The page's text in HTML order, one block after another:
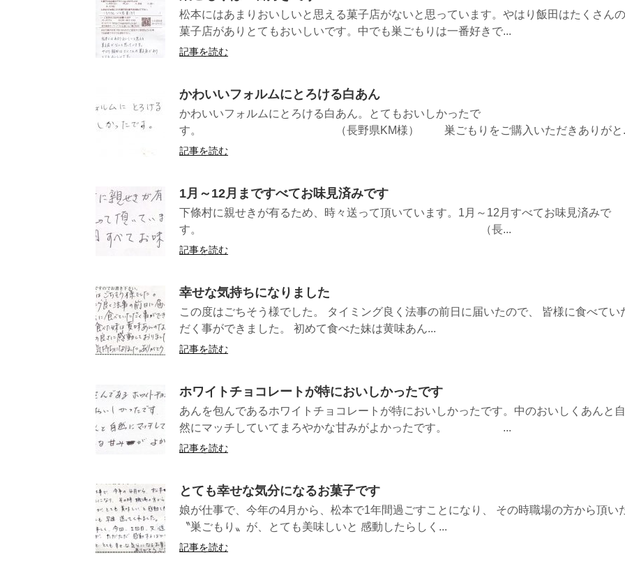
松本にはあまりおいしいと思える菓子店がないと思っています。やはり飯田はたくさんの
菓子店がありとてもおいしいです。中でも巣ごもりは一番好きで...
記事を読む
かわいいフォルムにとろける白あん
かわいいフォルムにとろける白あん。とてもおいしかったで
す。 （長野県KM様） 巣ごもりをご購入いただきありがと
記事を読む
1月～12月まですべてお味見済みです
下條村に親せきが有るため、時々送って頂いています。1月～12月すべてお味見済みで
す。 （長...
記事を読む
幸せな気持ちになりました
この度はごちそう様でした。 タイミング良く法事の前日に届いたので、 皆様に食べてい
だく事ができました。 初めて食べた妹は黄味あん...
記事を読む
ホワイトチョコレートが特においしかったです
あんを包んであるホワイトチョコレートが特においしかったです。中のおいしくあんと自
然にマッチしていてまろやかな甘みがよかったです。 ...
記事を読む
とても幸せな気分になるお菓子です
娘が仕事で、今年の4月から、松本で1年間過ごすことになり、 その時職場の方から頂い
〝巣ごもり〟が、とても美味しいと 感動したらしく...
記事を読む